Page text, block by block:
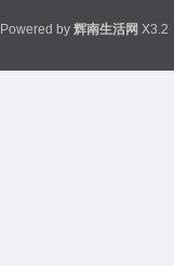
Powered by 辉南生活网 X3.2